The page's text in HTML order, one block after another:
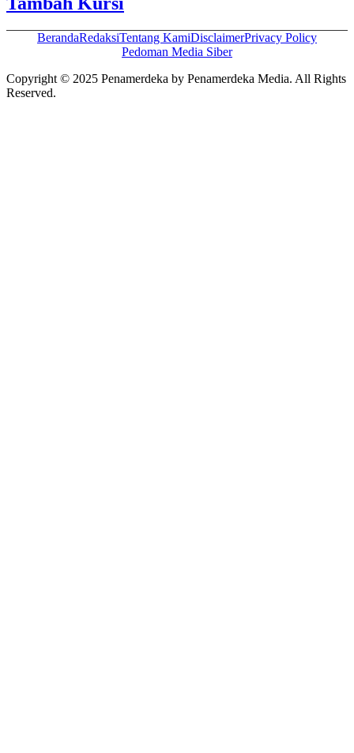
BerandaRedaksiTentang KamiDisclaimerPrivacy Policy
Pedoman Media Siber
Copyright © 2025 Penamerdeka by Penamerdeka Media. All Rights
Reserved.